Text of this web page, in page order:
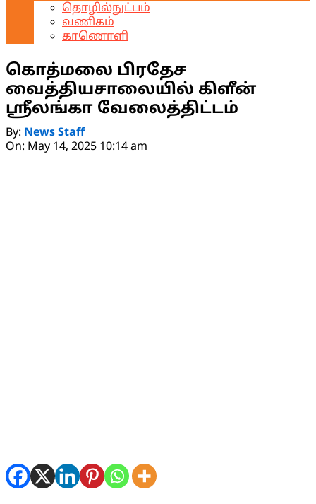
தொழில்நுட்பம்
வணிகம்
காணொளி
கொத்மலை பிரதேச
வைத்தியசாலையில் கிளீன்
ஸ்ரீலங்கா வேலைத்திட்டம்
By: News Staff
On: May 14, 2025 10:14 am